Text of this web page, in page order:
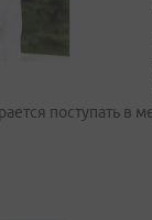
поступать в